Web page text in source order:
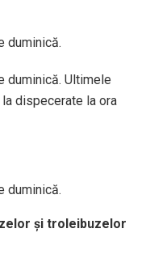
duminică.
duminică. Ultimele
dispecerate la ora
duminică.
și troleibuzelor